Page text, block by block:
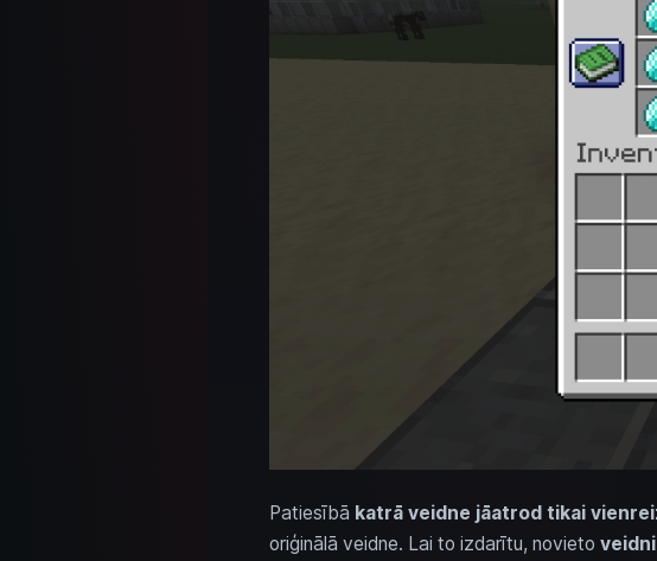
Patiesībā katrā veidne jāatrod tikai
oriģinālā veidne. Lai to izdarītu, novieto